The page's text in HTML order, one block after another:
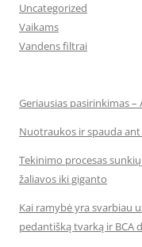
Uncategorized
Vaikams
Vandens filtrai
Geriausias pasirinkimas
Nuotraukos ir spauda
Tekinimo procesas
žaliavos iki giganto
Kai ramybė yra svarbiau
pedantišką tvarką ir BCA